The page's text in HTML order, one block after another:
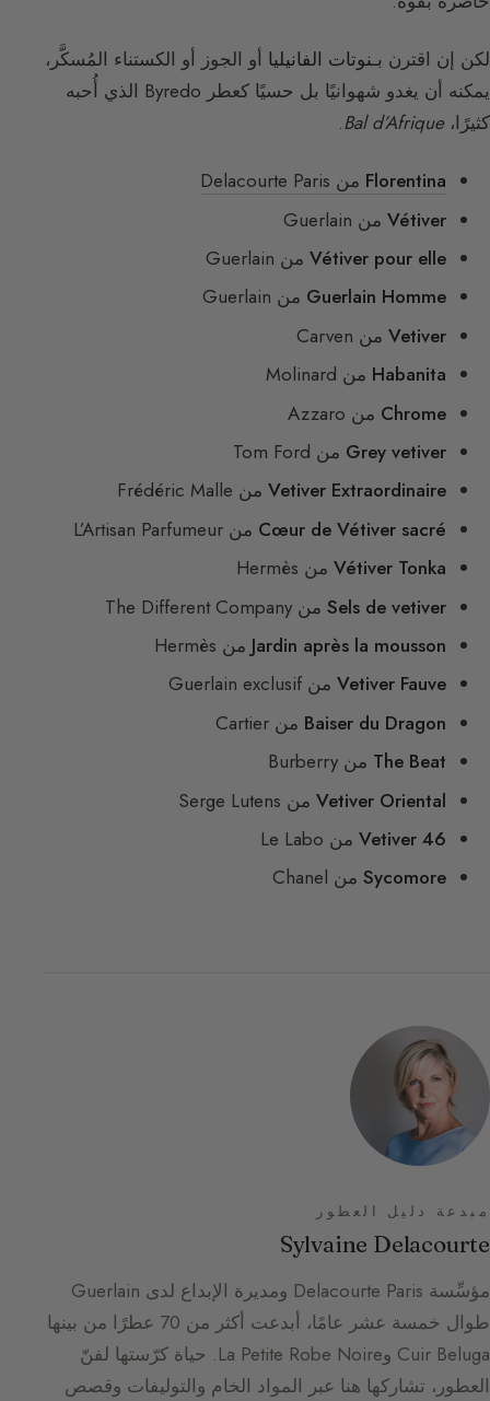
لكن إن اقترن بـنوتات الفانيليا أو الجوز أو الكستناء المُسكَّر،
يمكنه أن يغدو شهوانيًا بل حسيًا كعطر Byredo الذي أُحبه
كثيرًا،Bal d’Afrique
.
Florentina من Delacourte Paris
Vétiver من Guerlain
Vétiver pour elle من Guerlain
Guerlain Homme من Guerlain
Vetiver من Carven
Habanita من Molinard
Chrome من Azzaro
Grey vetiver من Tom Ford
Vetiver Extraordinaire من Frédéric Malle
Cœur de Vétiver sacré من L’Artisan Parfumeur
Vétiver Tonka من Hermès
Sels de vetiver من The Different Company
Jardin après la mousson من Hermès
Vetiver Fauve من Guerlain exclusif
Baiser du Dragon من Cartier
The Beat من Burberry
Vetiver Oriental من Serge Lutens
Vetiver 46 من Le Labo
Sycomore من Chanel
مبدعة دليل العطور
Sylvaine Delacourte
مؤسِّسة Delacourte Paris ومديرة الإبداع لدى Guerlain
طوال خمسة عشر عامًا، أبدعت أكثر من 70 عطرًا من بينها
Cuir Beluga وLa Petite Robe Noire. حياة كرّستها لفنّ
العطور، تشاركها هنا عبر المواد الخام والتوليفات وقصص